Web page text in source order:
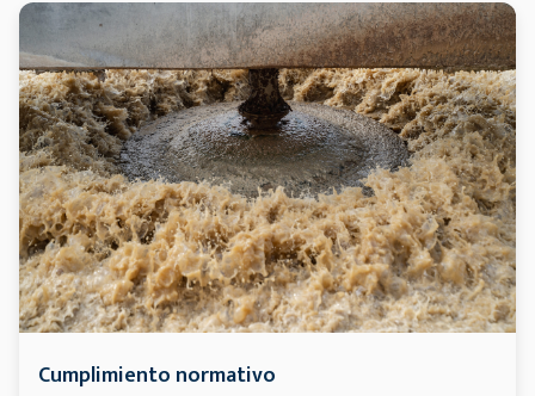
Cumplimiento normativo